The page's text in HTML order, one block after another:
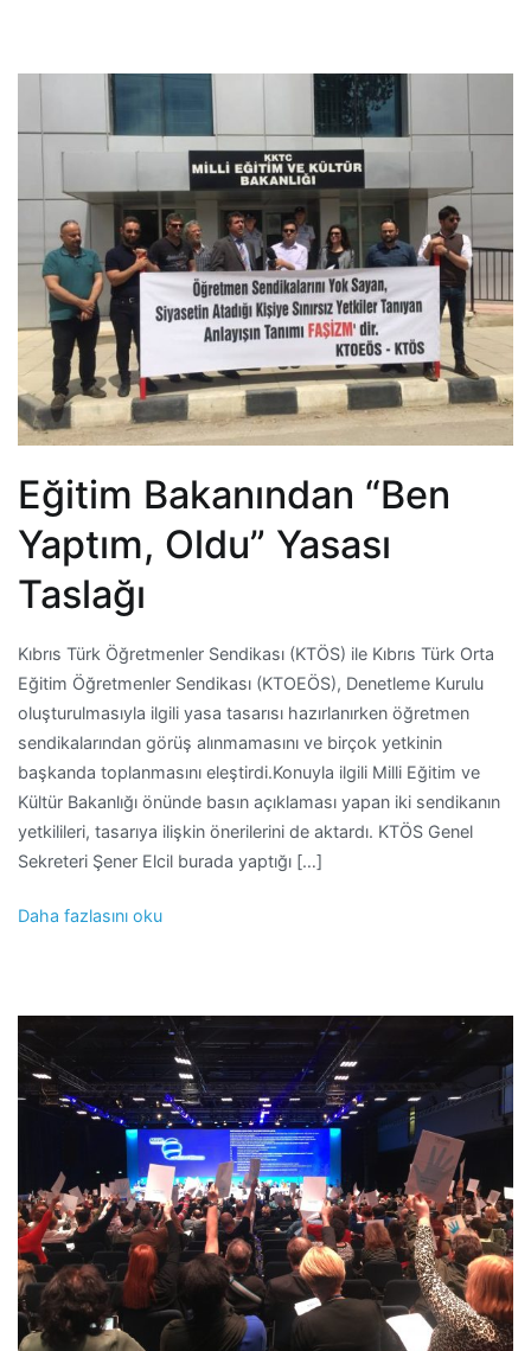
Eğitim Bakanından “Ben
Yaptım, Oldu” Yasası
Taslağı
Kıbrıs Türk Öğretmenler Sendikası (KTÖS) ile Kıbrıs Türk Orta
Eğitim Öğretmenler Sendikası (KTOEÖS), Denetleme Kurulu
oluşturulmasıyla ilgili yasa tasarısı hazırlanırken öğretmen
sendikalarından görüş alınmamasını ve birçok yetkinin
başkanda toplanmasını eleştirdi.Konuyla ilgili Milli Eğitim ve
Kültür Bakanlığı önünde basın açıklaması yapan iki sendikanın
yetkilileri, tasarıya ilişkin önerilerini de aktardı. KTÖS Genel
Sekreteri Şener Elcil burada yaptığı […]
Daha fazlasını oku